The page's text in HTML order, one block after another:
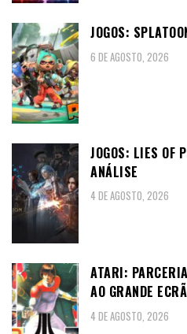
JOGOS:
6 DE AGOSTO, 2026
JOGOS: LIES OF
ANÁLISE
4 DE AGOSTO, 2026
ATARI:
AO GRANDE ECRÃ
4 DE AGOSTO, 2026